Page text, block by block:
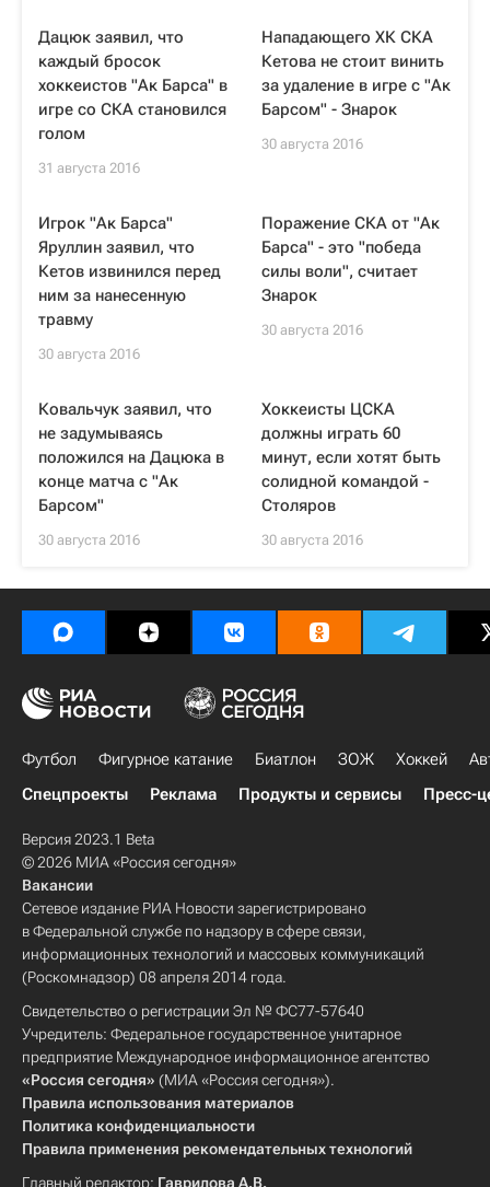
Дацюк заявил, что
каждый бросок
хоккеистов "Ак Барса" в
игре со СКА становился
голом
31 августа 2016
Нападающего ХК СКА
Кетова не стоит винить
за удаление в игре с "Ак
Барсом" - Знарок
30 августа 2016
Игрок "Ак Барса"
Яруллин заявил, что
Кетов извинился перед
ним за нанесенную
травму
30 августа 2016
Поражение СКА от "Ак
Барса" - это "победа
силы воли", считает
Знарок
30 августа 2016
Ковальчук заявил, что
не задумываясь
положился на Дацюка в
конце матча с "Ак
Барсом"
30 августа 2016
Хоккеисты ЦСКА
должны играть 60
минут, если хотят быть
солидной командой -
Столяров
30 августа 2016
Футбол Фигурное катание Биатлон ЗОЖ Хоккей
Спецпроекты
Реклама Продукты и сервисы Пресс-
Версия 2023.1 Beta
© 2026 МИА «Россия сегодня»
Вакансии
Сетевое издание РИА Новости зарегистрировано
в Федеральной службе по надзору в сфере связи,
информационных технологий и массовых коммуникаций
(Роскомнадзор) 08 апреля 2014 года.
Свидетельство о регистрации Эл № ФС77-57640
Учредитель: Федеральное государственное унитарное
предприятие Международное информационное агентство
«Россия сегодня» (МИА «Россия сегодня»).
Правила использования материалов
Политика конфиденциальности
Правила применения рекомендательных технологий
Главный редактор: Гаврилова А.В.